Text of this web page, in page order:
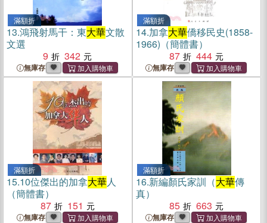
滿額折
13.鴻飛射馬干：東大華文散
文選
9
342
無庫存
滿額折
14.加拿大華僑移民史(1858-
1966)（簡體書）
87
444
無庫存
滿額折
15.10位傑出的加拿大華人
（簡體書）
87
151
無庫存
滿額折
16.新編顏氏家訓（大華傳
真）
85
663
無庫存